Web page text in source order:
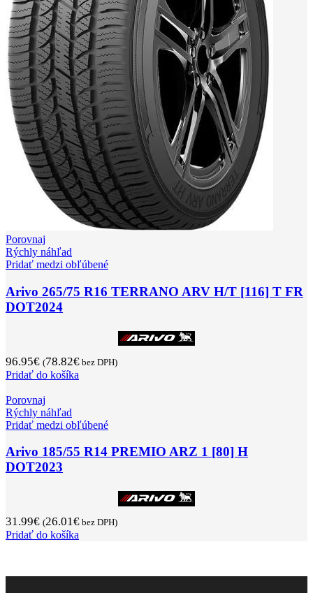
Porovnaj
Rýchly náhľad
Pridať medzi obľúbené
Arivo 265/75 R16 TERRANO ARV H/T [116] T FR
DOT2024
96.95€ (78.82€ bez DPH)
Pridať do košíka
Porovnaj
Rýchly náhľad
Pridať medzi obľúbené
Arivo 185/55 R14 PREMIO ARZ 1 [80] H
DOT2023
31.99€ (26.01€ bez DPH)
Pridať do košíka